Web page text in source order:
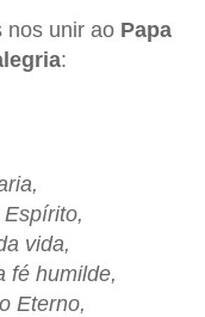
nos unir ao Papa
:
vida,
fé humilde,
Eterno,